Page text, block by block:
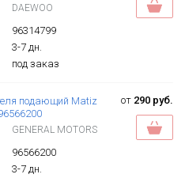
DAEWOO
96314799
3-7 дн.
под заказ
подающий Matiz
GENERAL MOTORS
96566200
3-7 дн.
от 290 руб.